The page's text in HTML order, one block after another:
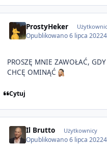
ProstyHeker
Opublikowano6 lipca 2022
PROSZĘ MNIE ZAWOŁAĆ,
CHCĘ OMINĄĆ
Cytuj
Il Brutto Użytkownicy
Opublikowano6 lipca 2022